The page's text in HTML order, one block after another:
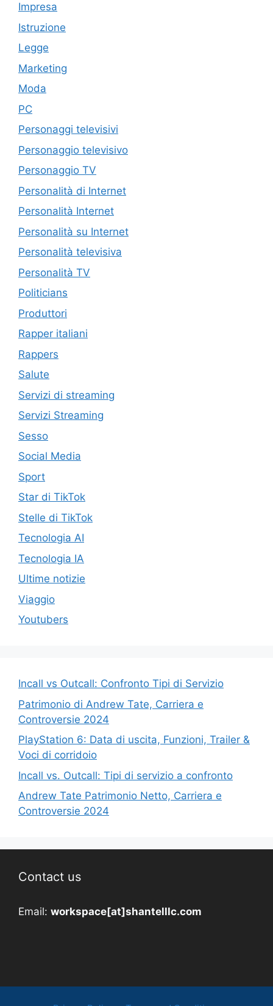
Impresa
Istruzione
Legge
Marketing
Moda
PC
Personaggi televisivi
Personaggio televisivo
Personaggio TV
Personalità di Internet
Personalità Internet
Personalità su Internet
Personalità televisiva
Personalità TV
Politicians
Produttori
Rapper italiani
Rappers
Salute
Servizi di streaming
Servizi Streaming
Sesso
Social Media
Sport
Star di TikTok
Stelle di TikTok
Tecnologia AI
Tecnologia IA
Ultime notizie
Viaggio
Youtubers
Incall vs Outcall: Confronto Tipi di Servizio
Patrimonio di Andrew Tate, Carriera e
Controversie 2024
PlayStation 6: Data di uscita, Funzioni, Trailer &
Voci di corridoio
Incall vs. Outcall: Tipi di servizio a confronto
Andrew Tate Patrimonio Netto, Carriera e
Controversie 2024
Contact us
Email: workspace[at]shantelllc.com